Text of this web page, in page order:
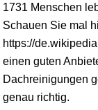
1731 Menschen
Schauen Sie mal
https://
einen guten
Dachreinigungen
genau richtig.